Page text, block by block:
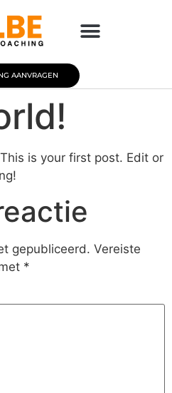
AANVRAGEN
is your first post. Edit or
gepubliceerd. Vereiste
*